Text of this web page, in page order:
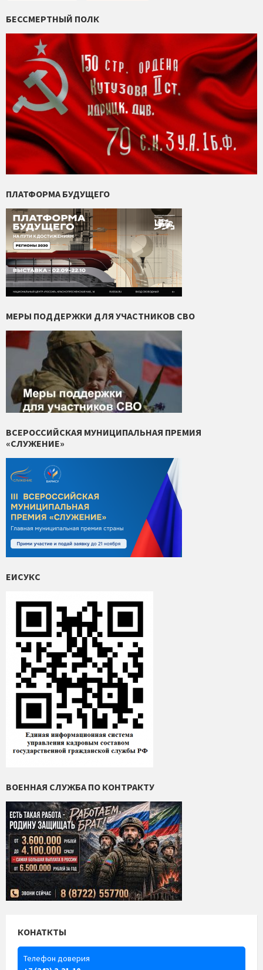
БЕССМЕРТНЫЙ ПОЛК
ПЛАТФОРМА БУДУЩЕГО
МЕРЫ ПОДДЕРЖКИ ДЛЯ УЧАСТНИКОВ СВО
ВСЕРОССИЙСКАЯ МУНИЦИПАЛЬНАЯ ПРЕМИЯ
«СЛУЖЕНИЕ»
ЕИСУКС
ВОЕННАЯ СЛУЖБА ПО КОНТРАКТУ
КОНАТКТЫ
Телефон доверия